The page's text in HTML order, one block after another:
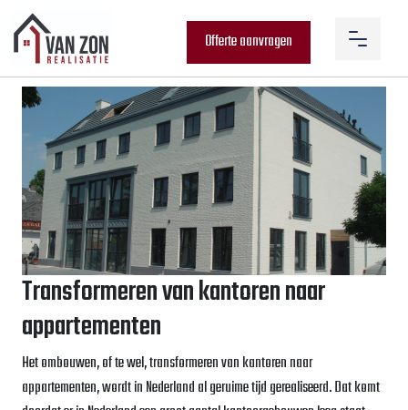
Offerte aanvragen
Transformeren van kantoren naar
appartementen
Het ombouwen, of te wel, transformeren van kantoren naar
appartementen, wordt in Nederland al geruime tijd gerealiseerd. Dat komt